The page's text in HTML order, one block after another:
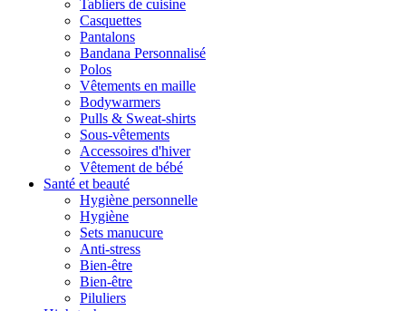
Tabliers de cuisine
Casquettes
Pantalons
Bandana Personnalisé
Polos
Vêtements en maille
Bodywarmers
Pulls & Sweat-shirts
Sous-vêtements
Accessoires d'hiver
Vêtement de bébé
Santé et beauté
Hygiène personnelle
Hygiène
Sets manucure
Anti-stress
Bien-être
Bien-être
Piluliers